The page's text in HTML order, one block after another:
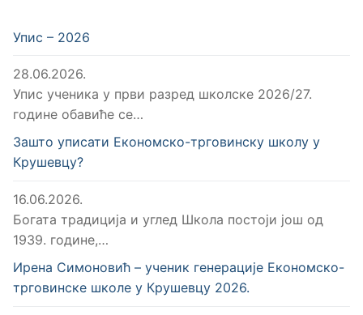
Упис – 2026
28.06.2026.
Упис ученика у први разред школске 2026/27.
године обавиће се…
Зашто уписати Економско-трговинску школу у
Крушевцу?
16.06.2026.
Богата традиција и углед Школа постоји још од
1939. године,…
Ирена Симоновић – ученик генерације Економско-
трговинске школе у Крушевцу 2026.